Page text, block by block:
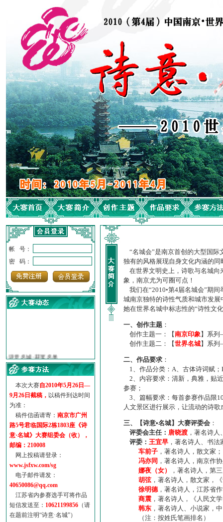
帐 号：
密 码：
·【诗意·名城】地铁展示作...
诗意名城·地铁时间
·地铁完美呈现【诗意·名城...
参赛作品多达5000多首
“诗意·名城”晒诗会
特别通知--致广大诗词爱好...
本次大赛自2010年5月26日—
9月26日截稿， 以稿件到达时间
为准：
稿件信函请寄： 南京市广州
路5号君临国际2栋1803座《诗
意·名城》大赛组委会（收），
邮编：210008
网上投稿请登录：
www.jsfxw.com/sg
电子邮件请发：
40650086@qq.com
江苏省内参赛选手可将作品
短信发送至： 10621199856 （请
在题前注明“诗意·名城”）
“名城会”是南京首创的大型国际
独有的风格展现自身文化内涵的
在世界文明史上，诗歌与名城向
象，南京尤为可圈可点！
我们在“2010•第4届名城会”期
城南京独特的诗性气质和城市发
她在世界名城中标志性的“诗性文
一、创作主题 ：
创作主题一：【南京印象】系
创作主题二：【世界名城】系
二、作品要求 ：
1、作品分类：A、古体诗词赋；
2、内容要求：清新，典雅，贴
参赛；
3、篇幅要求：每首参赛作品限
人文景区进行展示，让流动的诗
三、【诗意•名城】大赛评委会 ：
评委会主任： 唐晓渡 ，著名诗
评委： 王宜早 ，著名诗人、书
车前子 ，著名诗人，散文家；
冯亦同 ，著名诗人，南京作
娜夜（女）
，著名诗人，第
胡弦，著名诗人，散文家，
徐明德，著名诗人，江苏省
商震 ，著名诗人，《人民文
韩东 ，著名诗人、小说家，
（注：按姓氏笔画排名）